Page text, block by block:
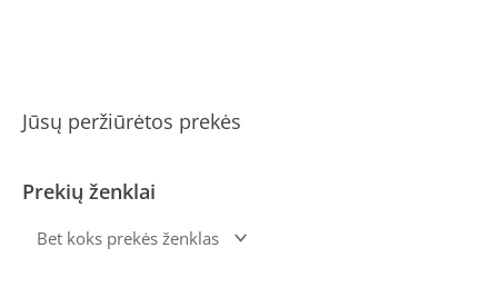
Jūsų peržiūrėtos prekės
Prekių ženklai